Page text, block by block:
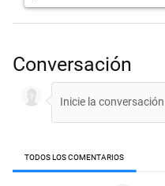
Conversación
TODOS LOS COMENTARIOS